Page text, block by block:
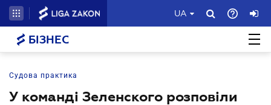
UA
БІЗНЕС
Судова практика
У команді Зеленского розповіли